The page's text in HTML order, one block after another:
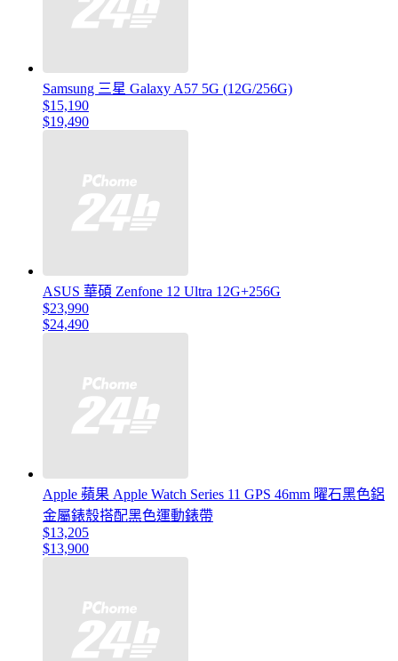
Samsung 三星 Galaxy A57 5G (12G/256G)
$15,190
$19,490
ASUS 華碩 Zenfone 12 Ultra 12G+256G
$23,990
$24,490
Apple 蘋果 Apple Watch Series 11 GPS 46mm 曜石黑色鋁
金屬錶殼搭配黑色運動錶帶
$13,205
$13,900